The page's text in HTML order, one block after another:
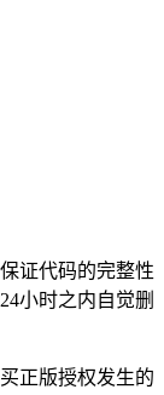
证代码的完整性
小时之内自觉删
正版授权发生的